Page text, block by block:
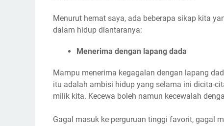
Menurut hemat saya, ada beberapa sikap kita
dalam hidup diantaranya:
Menerima dengan lapang dada
Mampu menerima kegagalan dengan lapang
itu adalah ambisi hidup yang selama ini dicita-
milik kita. Kecewa boleh namun kecewalah
Gagal masuk ke perguruan tinggi favorit, gagal